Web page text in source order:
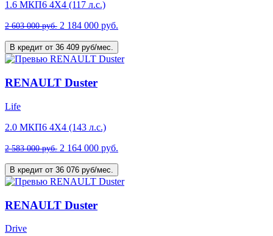
1.6 МКП6 4Х4 (117 л.с.)
2 603 000 руб. 2 184 000 руб.
В кредит от 36 409 руб/мес.
RENAULT Duster
Life
2.0 МКП6 4Х4 (143 л.с.)
2 583 000 руб. 2 164 000 руб.
В кредит от 36 076 руб/мес.
RENAULT Duster
Drive